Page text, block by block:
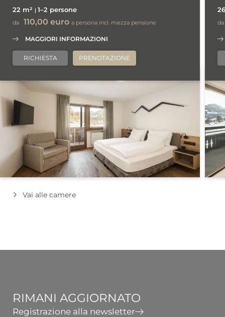
da 110,00 euro a persona incl. mezza pensione
22 m² 1–2 persone
MAGGIORI INFORMAZIONI
RICHIESTA PRENOTAZIONE
da
Vai alle camere
RIMANI AGGIORNATO
Registrazione alla newsletter